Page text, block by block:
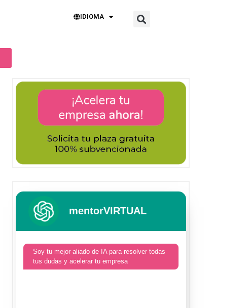
IDIOMA
mentorVIRTUAL
Soy tu mejor aliado de IA para resolver todas
tus dudas y acelerar tu empresa